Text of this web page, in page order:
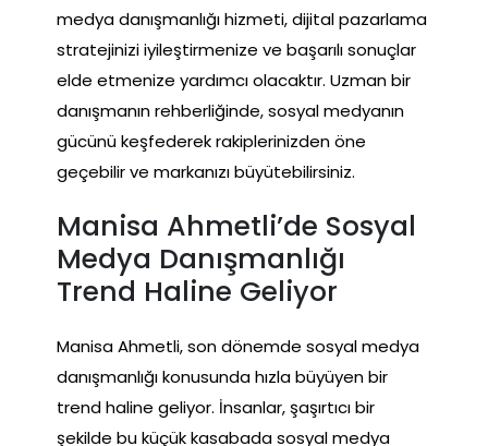
medya danışmanlığı hizmeti, dijital pazarlama
stratejinizi iyileştirmenize ve başarılı sonuçlar
elde etmenize yardımcı olacaktır. Uzman bir
danışmanın rehberliğinde, sosyal medyanın
gücünü keşfederek rakiplerinizden öne
geçebilir ve markanızı büyütebilirsiniz.
Manisa Ahmetli’de Sosyal
Medya Danışmanlığı
Trend Haline Geliyor
Manisa Ahmetli, son dönemde sosyal medya
danışmanlığı konusunda hızla büyüyen bir
trend haline geliyor. İnsanlar, şaşırtıcı bir
şekilde bu küçük kasabada sosyal medya